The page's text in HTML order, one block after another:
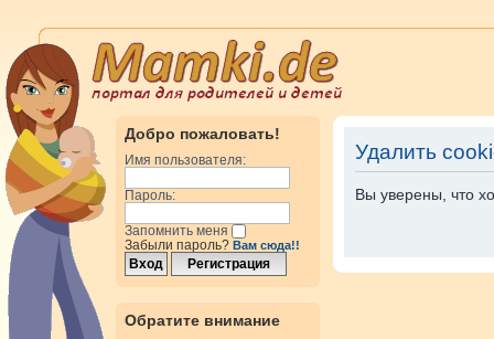
Добро пожаловать!
Имя пользователя:
Пароль:
Запомнить меня
Забыли пароль? Вам сюда!!
Обратите внимание
Удалить
Вы уверены, что